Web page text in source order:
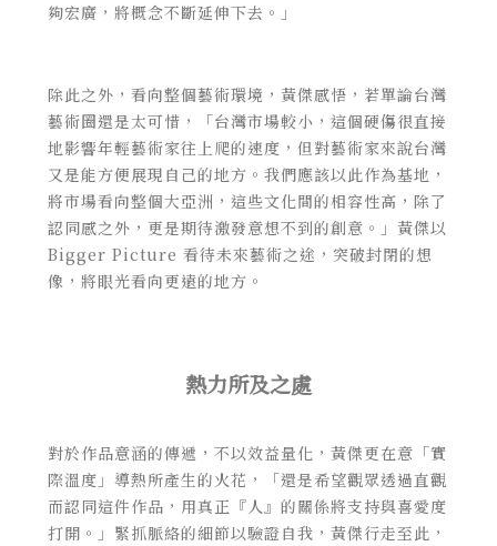
夠宏廣，將概念不斷延伸下去。」
除此之外，看向整個藝術環境，黃傑感悟，若單論台灣
藝術圈還是太可惜，「台灣市場較小，這個硬傷很直接
地影響年輕藝術家往上爬的速度，但對藝術家來說台灣
又是能方便展現自己的地方。我們應該以此作為基地，
將市場看向整個大亞洲，這些文化間的相容性高，除了
認同感之外，更是期待激發意想不到的創意。」黃傑以
Bigger Picture 看待未來藝術之途，突破封閉的想
像，將眼光看向更遠的地方。
熱力所及之處
對於作品意涵的傳遞，不以效益量化，黃傑更在意「實
際溫度」導熱所產生的火花，「還是希望觀眾透過直觀
而認同這件作品，用真正『人』的關係將支持與喜愛度
打開。」緊抓脈絡的細節以驗證自我，黃傑行走至此，